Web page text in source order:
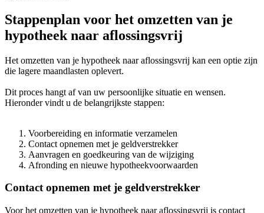
Stappenplan voor het omzetten van je
hypotheek naar aflossingsvrij
Het omzetten van je hypotheek naar aflossingsvrij kan een optie zijn
die lagere maandlasten oplevert.
Dit proces hangt af van uw persoonlijke situatie en wensen.
Hieronder vindt u de belangrijkste stappen:
Voorbereiding en informatie verzamelen
Contact opnemen met je geldverstrekker
Aanvragen en goedkeuring van de wijziging
Afronding en nieuwe hypotheekvoorwaarden
Contact opnemen met je geldverstrekker
Voor het omzetten van je hypotheek naar aflossingsvrij is contact